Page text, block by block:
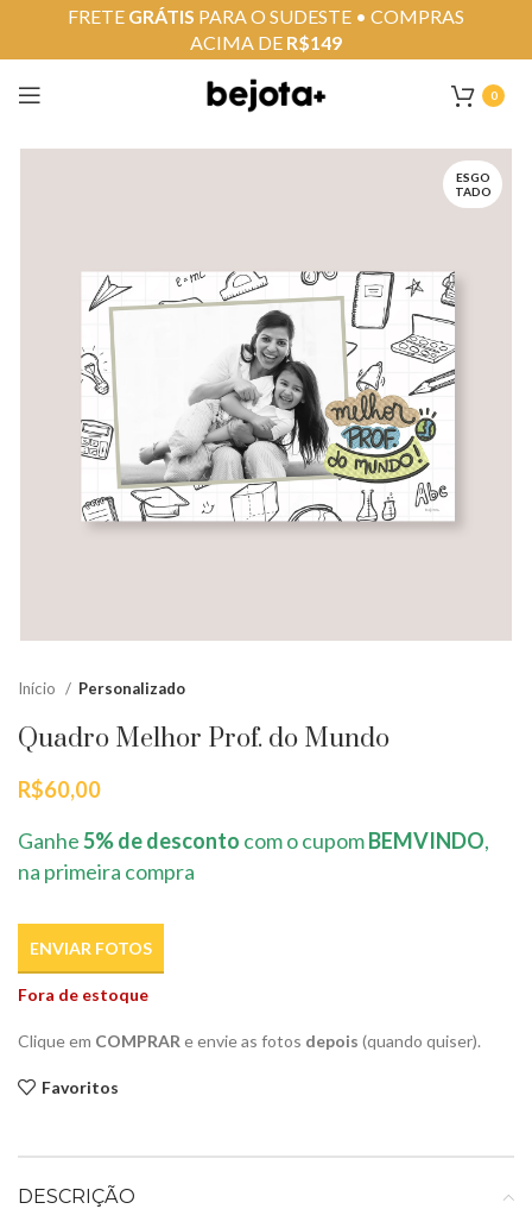
0
ESGO
TADO
Início Personalizado
Quadro Melhor Prof. do Mundo
R$60,00
Ganhe5% de desconto com o cupomBEMVINDO,
na primeira compra
ENVIAR FOTOS
Fora de estoque
Clique em COMPRAR e envie as fotos depois (quando quiser).
Favoritos
DESCRIÇÃO
FRETE GRÁTIS PARA O SUDESTE • COMPRAS
ACIMA DE R$149